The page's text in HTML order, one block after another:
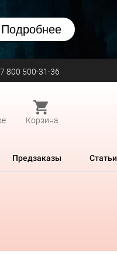
Подробнее
800 500-31-36
Корзина
Предзаказы Статьи